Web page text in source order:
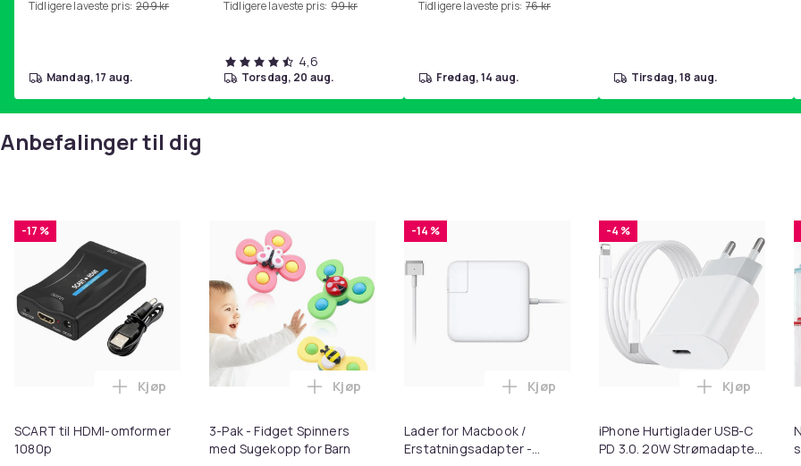
hjemmegymnastikk Purple
Tidligere laveste pris: 209 kr
mandag, 17 aug.
Tidligere laveste pris: 99 kr
4,6
torsdag, 20 aug.
Tidligere laveste pris: 76 kr
fredag, 14 aug. tirsdag, 18 aug.
Anbefalinger til dig
-17 %
SCART til HDMI-omformer
1080p
Legg SCART til HDMI-omformer 1080p i handlekurven
Kjøp
3-Pak - Fidget Spinners
med Sugekopp for Barn
Legg 3-Pak - Fidget Spinners med Sugekopp for Barn i handlekurven
Kjøp
-14 %
Lader for Macbook /
Erstatningsadapter -
Legg Lader for Macbook /
Kjøp
-4 %
iPhone Hurtiglader USB-C
PD 3.0. 20W Strømadapter
Legg
Kjøp